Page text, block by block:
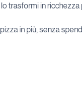
trasformi in ricchezza
in più, senza